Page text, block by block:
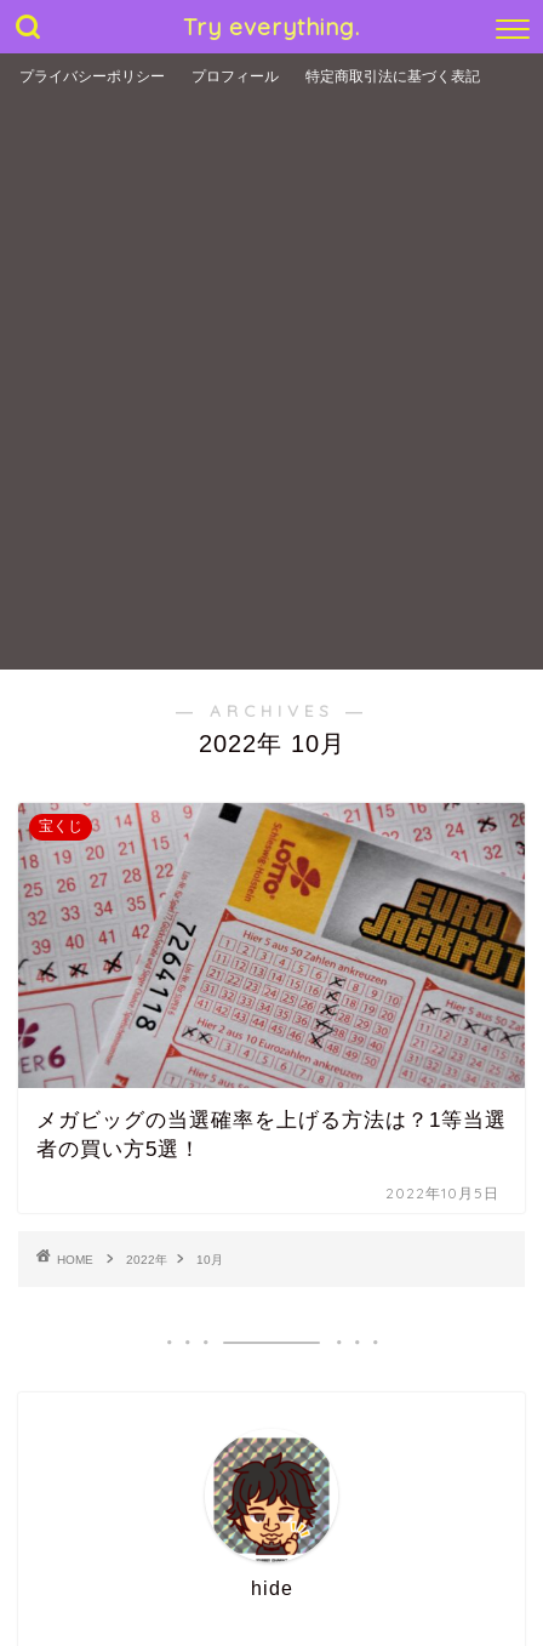
Try everything.
プライバシーポリシー プロフィール 特定商取引法に基づく表記
― ARCHIVES ―
2022年 10月
宝くじ
メガビッグの当選確率を上げる方法は？1等当選
者の買い方5選！
2022年10月5日
HOME 2022年 10月
hide